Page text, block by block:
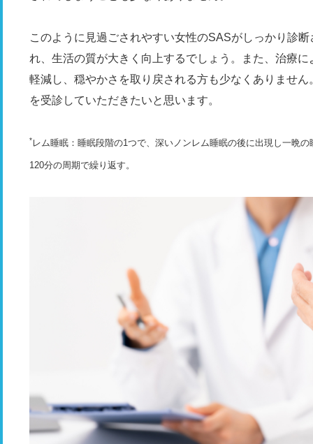
このように見過ごされやすい女性のSASがしっかり診
れ、生活の質が大きく向上するでしょう。また、治療
軽減し、穏やかさを取り戻される方も少なくありませ
を受診していただきたいと思います。
*レム睡眠：睡眠段階の1つで、深いノンレム睡眠の後に出現し一晩
120分の周期で繰り返す。